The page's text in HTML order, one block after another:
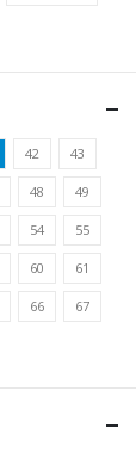
42 43
48 49
54 55
60 61
66 67